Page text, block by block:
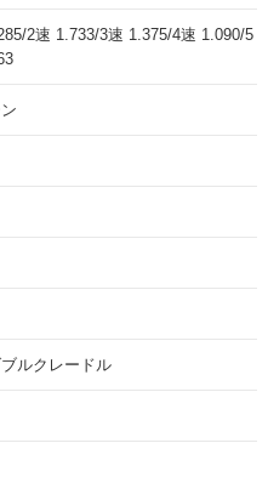
2速 1.733/3速 1.375/4速 1.090/5
ルクレードル